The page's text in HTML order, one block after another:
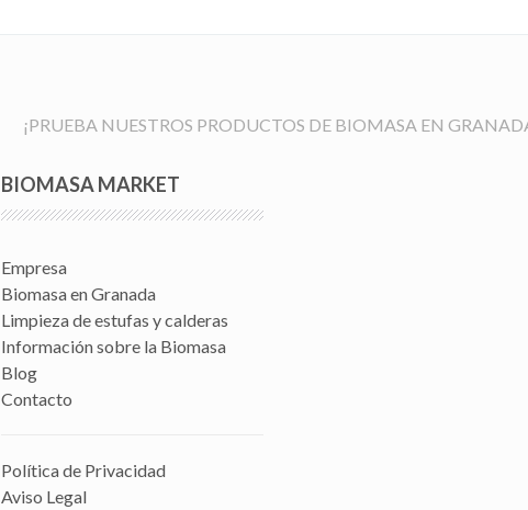
¡PRUEBA NUESTROS PRODUCTOS DE BIOMASA EN
BIOMASA MARKET
Empresa
Biomasa en Granada
Limpieza de estufas y calderas
Información sobre la Biomasa
Blog
Contacto
Política de Privacidad
Aviso Legal